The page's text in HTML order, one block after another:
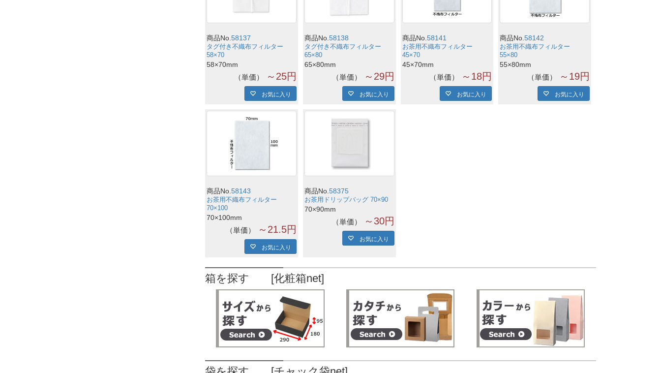
商品No. 58137
タグ付き不織布フィルター
58×70
58×70mm
単価 ～25円
お気に入り
商品No. 58138
タグ付き不織布フィルター
65×80
65×80mm
単価 ～29円
お気に入り
商品No. 58141
お茶用不織布フィルター
45×70
45×70mm
単価 ～18円
お気に入り
商品No.58142
お茶用不織布フィルター
55×80
55×80mm
単価 ～19円
お気に入り
商品No. 58143
お茶用不織布フィルター
70×100
70×100mm
単価 ～21.5円
お気に入り
商品No. 58375
お茶用ドリップバッグ 70×90
70×90mm
単価 ～30円
お気に入り
箱を探す [化粧箱net]